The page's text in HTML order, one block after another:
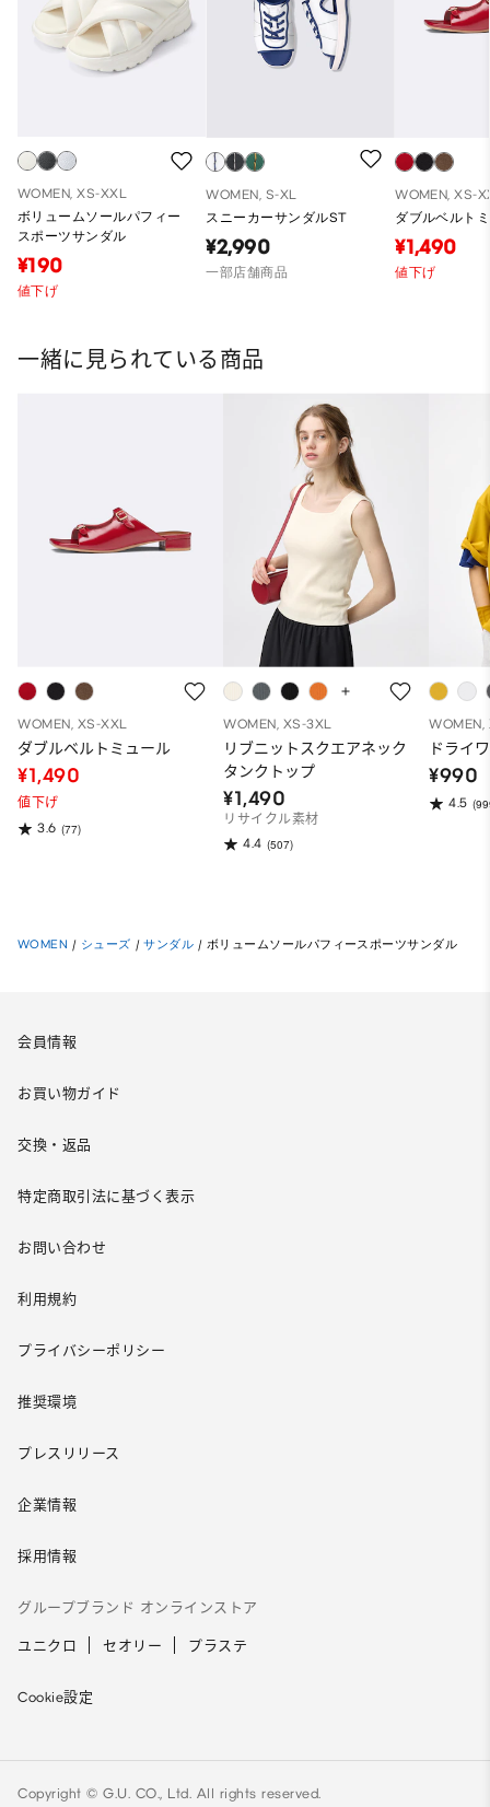
WOMEN, XS-XXL
ボリュームソールパフィー
スポーツサンダル
¥190
値下げ
WOMEN, S-XL
スニーカーサンダルST
¥2,990
一部店舗商品
WOMEN, XS-
ダブルベルト
¥1,490
値下げ
一緒に見られている商品
WOMEN, XS-XXL
ダブルベルトミュール
¥1,490
値下げ
3.6 (77)
WOMEN, XS-3XL
リブニットスクエアネック
タンクトップ
¥1,490
リサイクル素材
4.4 (507)
WOMEN,
ドライ
¥990
4.5
WOMEN / シューズ / サンダル / ボリュームソールパフィースポーツサンダル
会員情報
お買い物ガイド
交換・返品
特定商取引法に基づく表示
お問い合わせ
利用規約
プライバシーポリシー
推奨環境
プレスリリース
企業情報
採用情報
グループブランド オンラインストア
ユニクロ セオリー プラステ
Cookie設定
Copyright © G.U. CO., Ltd. All rights reserved.